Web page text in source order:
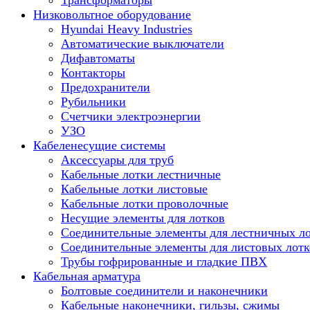
Низковольтное оборудование
Hyundai Heavy Industries
Автоматические выключатели
Дифавтоматы
Контакторы
Предохранители
Рубильники
Счетчики электроэнергии
УЗО
Кабеленесущие системы
Аксессуары для труб
Кабельные лотки лестничные
Кабельные лотки листовые
Кабельные лотки проволочные
Несущие элементы для лотков
Соединительные элементы для лестничных
Соединительные элементы для листовых
Трубы гофрированные и гладкие ПВХ
Кабельная арматура
Болтовые соединители и наконечники
Кабельные наконечники, гильзы, сжимы